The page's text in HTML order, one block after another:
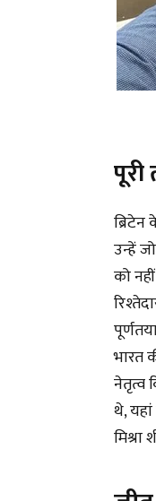
उन्हें
को
भारत
नेतृत्व
थे,
मिश्रा